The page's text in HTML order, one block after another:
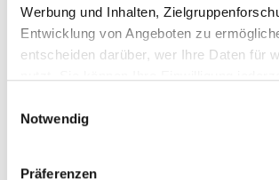
Werbung und Inhalten,
Entwicklung von Angeboten zu
entscheiden darüber, wer Ihre Daten für
Trigger Symbol ändern oder widerrufen
Notwendig
Präferenzen